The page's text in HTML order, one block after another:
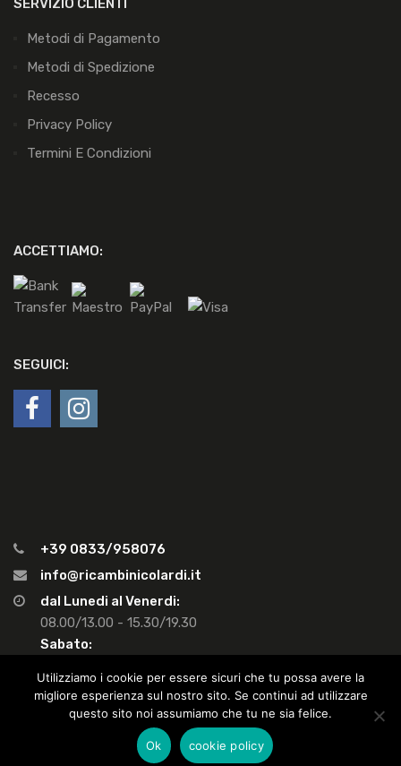
SERVIZIO CLIENTI
Metodi di Pagamento
Metodi di Spedizione
Recesso
Privacy Policy
Termini E Condizioni
ACCETTIAMO:
SEGUICI:
+39 0833/958076
info@ricambinicolardi.it
dal Lunedi al Venerdi:
08.00/13.00 - 15.30/19.30
Sabato:
Nicolardi Fabio snc, Via M. Ricchiuto 38 - Gemini -
Ugento (LE) ~ Partita IVA 02011800758
Utilizziamo i cookie per essere sicuri che tu possa avere la
migliore esperienza sul nostro sito. Se continui ad utilizzare
questo sito noi assumiamo che tu ne sia felice.
Ok cookie policy